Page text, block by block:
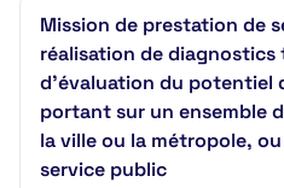
Mission de prestation de
réalisation de
d’évaluation du potentiel
portant sur un ensemble
la ville ou la métropole,
service public